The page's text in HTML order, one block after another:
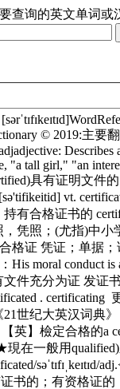
查询的英文单词或
© 2019:主要
Describes
"a tall girl," "an
具有证明文件
vt.
有合格证书的
，凭照；(尤指)中小
格证 凭证；单据
His moral conduct is
文件充分为证 发证
. certificating
世纪大英汉词典》
【英】檢定合格的a
在一般用
səˈtɪfɪˌkeɪtɪd/
书的；有资格证的